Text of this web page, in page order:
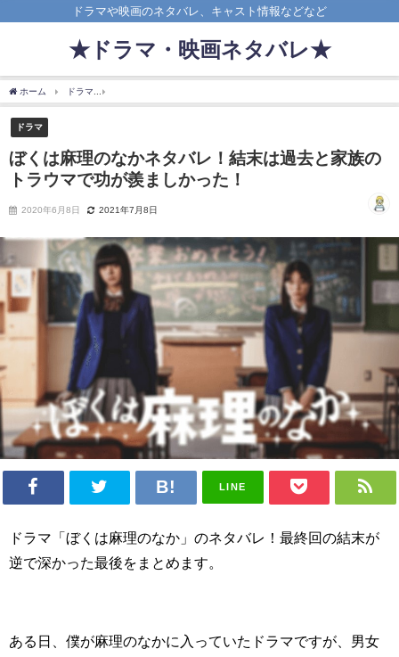
ドラマや映画のネタバレ、キャスト情報などなど
★ドラマ・映画ネタバレ★
ホーム ドラマ
ドラマ
ぼくは麻理のなかネタバレ！結末は過去と家族の
トラウマで功が羨ましかった！
2020年6月8日 2021年7月8日
LINE
ドラマ「ぼくは麻理のなか」のネタバレ！最終回の結末が
逆で深かった最後をまとめます。
ある日、僕が麻理のなかに入っていたドラマですが、男女